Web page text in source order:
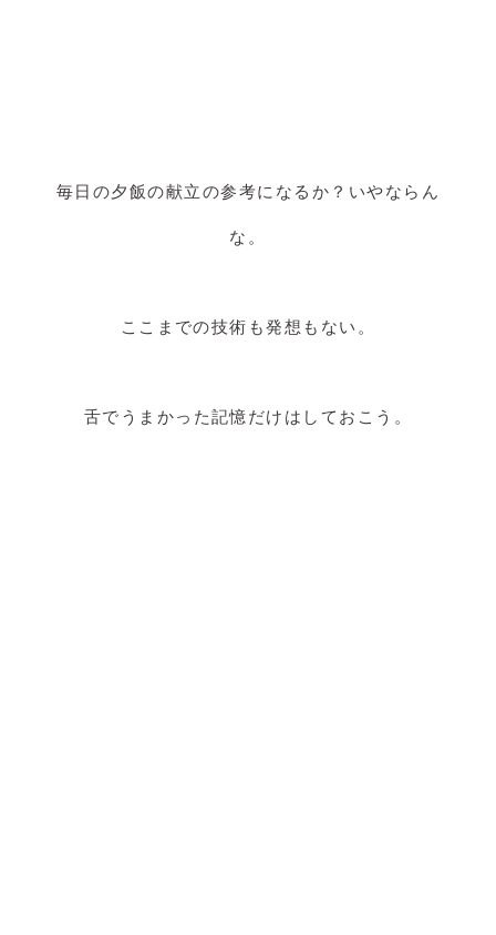
毎日の夕飯の献立の参考になるか？いやならん
な。
ここまでの技術も発想もない。
舌でうまかった記憶だけはしておこう。